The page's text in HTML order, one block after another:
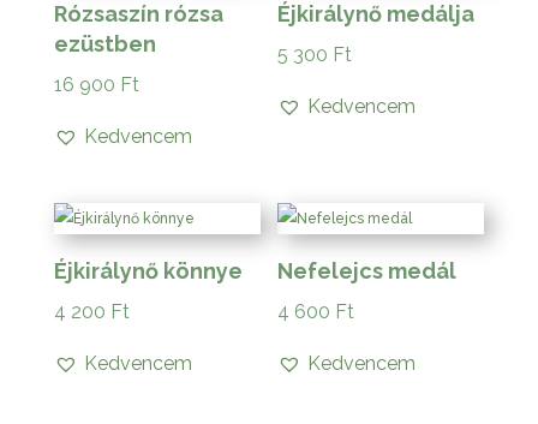
Rózsaszín rózsa
ezüstben
16 900 Ft
Kedvencem
Éjkirálynő medálja
5 300 Ft
Kedvencem
Éjkirálynő könnye
4 200 Ft
Kedvencem
Nefelejcs medál
4 600 Ft
Kedvencem